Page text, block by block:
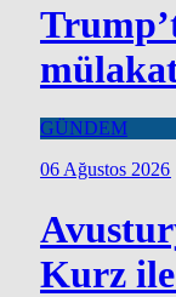
GÜNDEM
06 Ağustos 2026
Kurz